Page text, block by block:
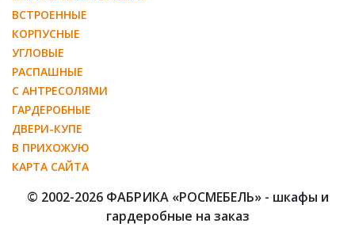
ВСТРОЕННЫЕ
КОРПУСНЫЕ
УГЛОВЫЕ
РАСПАШНЫЕ
С АНТРЕСОЛЯМИ
ГАРДЕРОБНЫЕ
ДВЕРИ-КУПЕ
В ПРИХОЖУЮ
КАРТА САЙТА
© 2002-2026 ФАБРИКА «РОСМЕБЕЛЬ» - шкафы и
гардеробные на заказ